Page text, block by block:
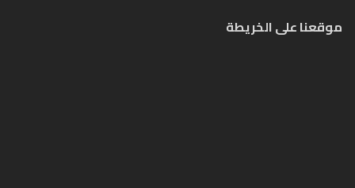
موقعنا على الخريطة